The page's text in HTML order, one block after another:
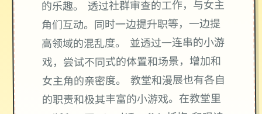
的乐趣。 透过社群审查的工作，与女主
角们互动。同时一边提升职等，一边提
高领域的混乱度。 並透过一连串的小游
戏，尝试不同式的体置和场景，增加和
女主角的亲密度。 教堂和漫展也有各自
的职责和极其丰富的小游戏。在教堂里